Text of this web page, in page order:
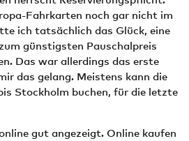
Fahrkarten noch gar nicht im
ich tatsächlich das Glück, eine
günstigsten Pauschalpreis
Das war allerdings das erste
das gelang. Meistens kann die
Stockholm buchen, für die letzte
gut angezeigt. Online kaufen